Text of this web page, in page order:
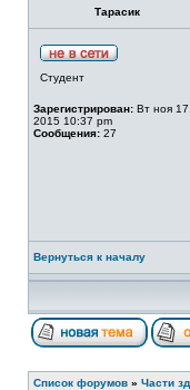
Тарасик
Студент
Зарегистрирован: Вт ноя 17,
2015 10:37 pm
Сообщения: 27
Вернуться к началу
Список форумов » Части